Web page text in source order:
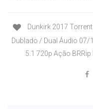
Dunkirk 2017
Dublado / Dual Áudio
5.1 720p Ação